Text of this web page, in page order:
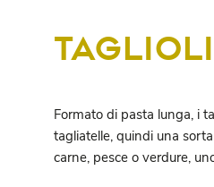
Formato di pasta lunga, i
tagliatelle, quindi una
carne, pesce o verdure,